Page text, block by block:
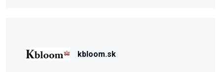
kbloom.sk